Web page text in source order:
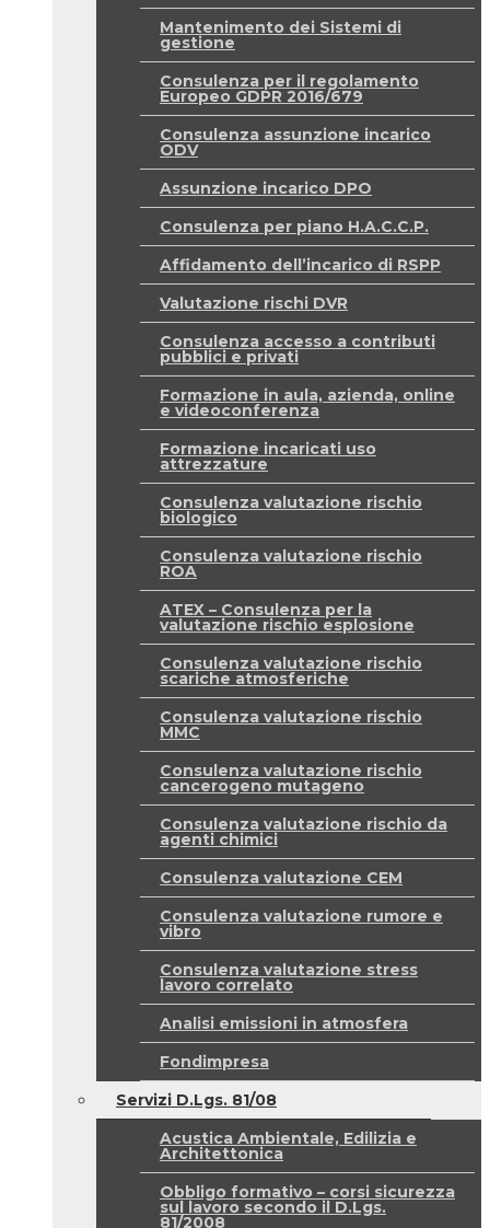
Mantenimento dei Sistemi di
gestione
Consulenza per il regolamento
Europeo GDPR 2016/679
Consulenza assunzione incarico
ODV
Assunzione incarico DPO
Consulenza per piano H.A.C.C.P.
Affidamento dell’incarico di RSPP
Valutazione rischi DVR
Consulenza accesso a contributi
pubblici e privati
Formazione in aula, azienda, online
e videoconferenza
Formazione incaricati uso
attrezzature
Consulenza valutazione rischio
biologico
Consulenza valutazione rischio
ROA
ATEX – Consulenza per la
valutazione rischio esplosione
Consulenza valutazione rischio
scariche atmosferiche
Consulenza valutazione rischio
MMC
Consulenza valutazione rischio
cancerogeno mutageno
Consulenza valutazione rischio da
agenti chimici
Consulenza valutazione CEM
Consulenza valutazione rumore e
vibro
Consulenza valutazione stress
lavoro correlato
Analisi emissioni in atmosfera
Fondimpresa
Servizi D.Lgs. 81/08
Acustica Ambientale, Edilizia e
Architettonica
Obbligo formativo – corsi sicurezza
sul lavoro secondo il D.Lgs.
81/2008